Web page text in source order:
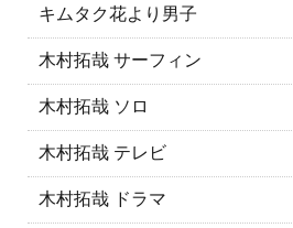
キムタク花より男子
木村拓哉 サーフィン
木村拓哉 ソロ
木村拓哉 テレビ
木村拓哉 ドラマ